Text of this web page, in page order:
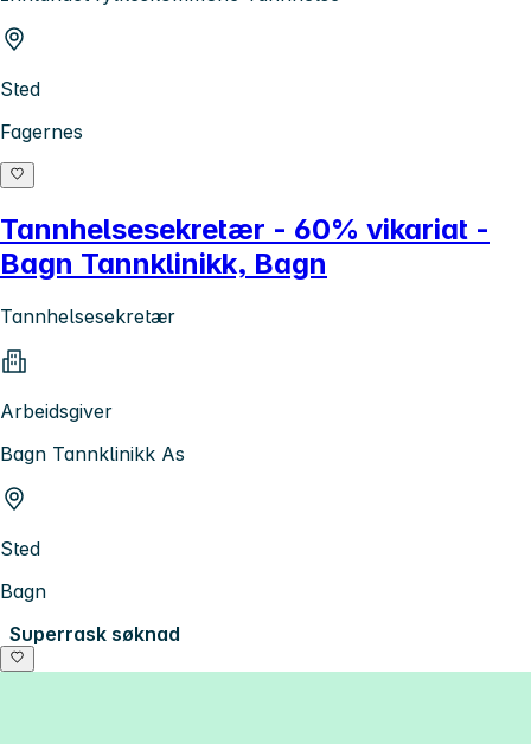
Sted
Fagernes
Tannhelsesekretær - 60% vikariat -
Bagn Tannklinikk, Bagn
Tannhelsesekretær
Arbeidsgiver
Bagn Tannklinikk As
Sted
Bagn
Superrask søknad